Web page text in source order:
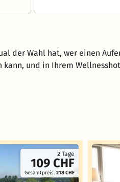
der Wahl hat, wer einen
und in Ihrem
2 Tage
109 CHF
Gesamtpreis: 218 CHF